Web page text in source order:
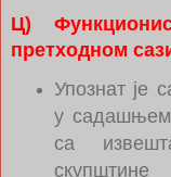
Ц)
претходном
Упознат је
у садашњем
са
скупштине